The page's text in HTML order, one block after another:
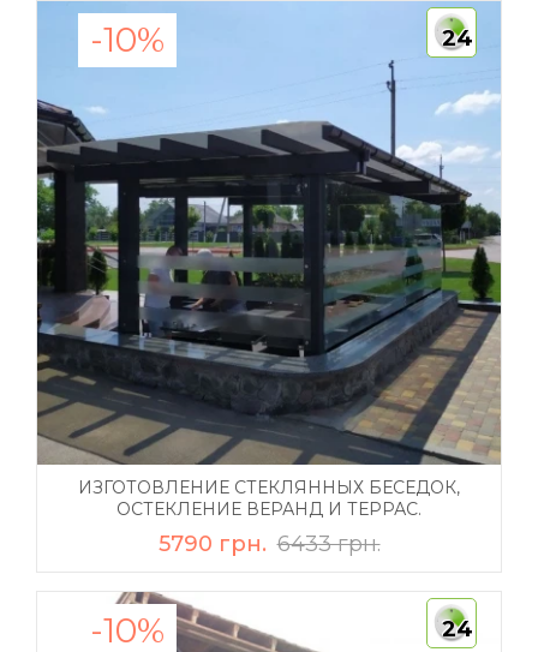
-10% 24
ИЗГОТОВЛЕНИЕ СТЕКЛЯННЫХ БЕСЕДОК,
ОСТЕКЛЕНИЕ ВЕРАНД И ТЕРРАС.
5790 грн. 6433 грн.
-10% 24